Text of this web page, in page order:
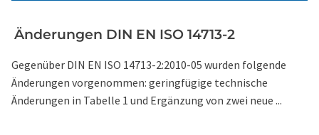
Änderungen DIN EN ISO 14713-2
Gegenüber DIN EN ISO 14713-2:2010-05 wurden folgende
Änderungen vorgenommen: geringfügige technische
Änderungen in Tabelle 1 und Ergänzung von zwei neue ...